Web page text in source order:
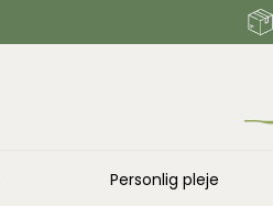
Personlig pleje